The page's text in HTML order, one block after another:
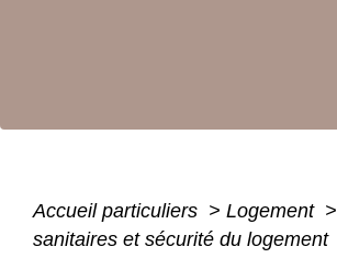
Accueil particuliers > Logement >
sanitaires et sécurité du logement